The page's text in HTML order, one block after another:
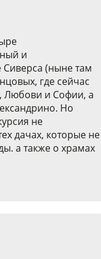
и
Сиверса (ныне там
где сейчас
Любови и Софии, а
Но
не
дачах, которые не
а также о храмах